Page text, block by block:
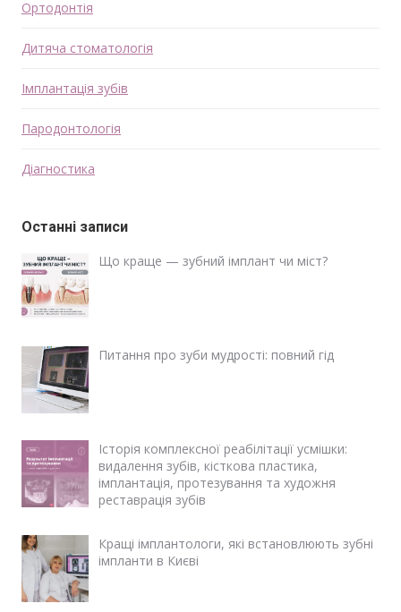
Ортодонтія
Дитяча стоматологія
Імплантація зубів
Пародонтологія
Діагностика
Останні записи
Що краще — зубний імплант чи міст?
Питання про зуби мудрості: повний гід
Історія комплексної реабілітації усмішки:
видалення зубів, кісткова пластика,
імплантація, протезування та художня
реставрація зубів
Кращі імплантологи, які встановлюють зубні
імпланти в Києві